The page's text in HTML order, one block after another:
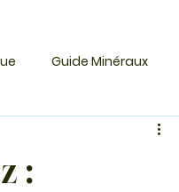
Guide Minéraux
: